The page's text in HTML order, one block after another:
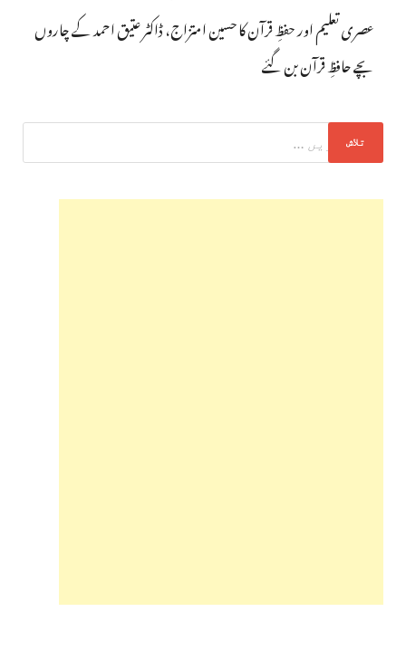
عصری تعلیم اور حفظِ قرآن کا حسین امتزاج، ڈاکٹر عتیق احمد کے چاروں
بچے حافظِ قرآن بن گئے